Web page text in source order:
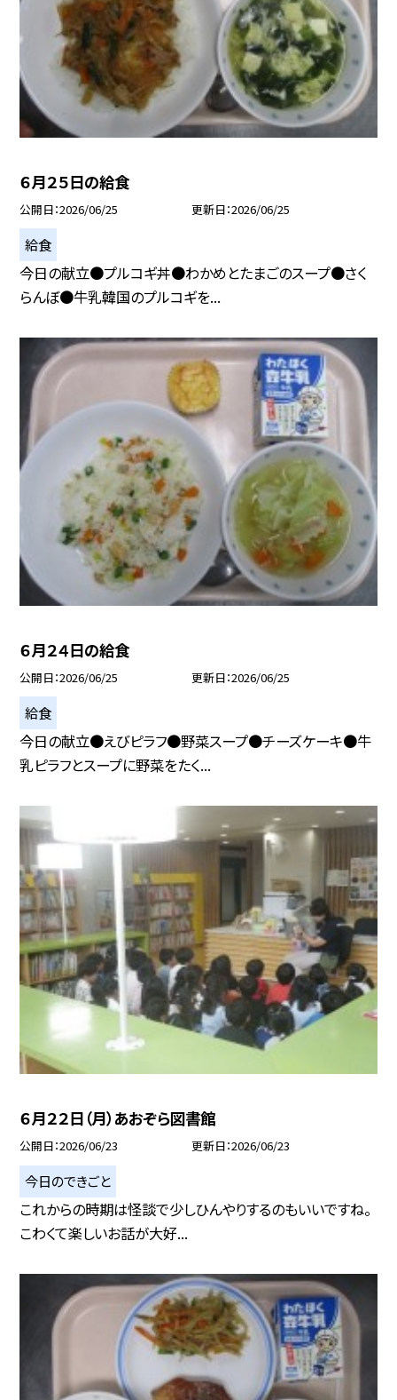
６月２５日の給食
公開日 2026/06/25 更新日 2026/06/25
給食
今日の献立●プルコギ丼●わかめとたまごのスープ●さく
らんぼ●牛乳韓国のプルコギを...
６月２４日の給食
公開日 2026/06/25 更新日 2026/06/25
給食
今日の献立●えびピラフ●野菜スープ●チーズケーキ●牛
乳ピラフとスープに野菜をたく...
６月２２日（月）あおぞら図書館
公開日 2026/06/23 更新日 2026/06/23
今日のできごと
これからの時期は怪談で少しひんやりするのもいいですね。
こわくて楽しいお話が大好...